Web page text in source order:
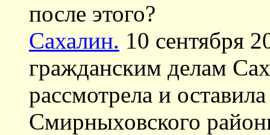
после этого?
Сахалин. 10 сентября
гражданским делам
рассмотрела и
Смирныховского